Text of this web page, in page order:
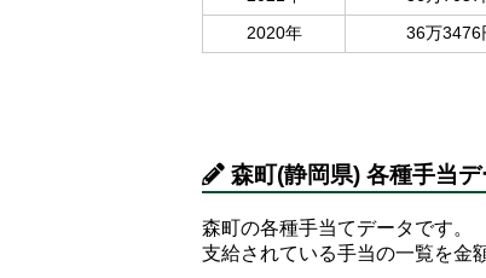
2020年
36万3476
森町(静岡県) 各種手当デ
森町の各種手当てデータです。
支給されている手当の一覧を金